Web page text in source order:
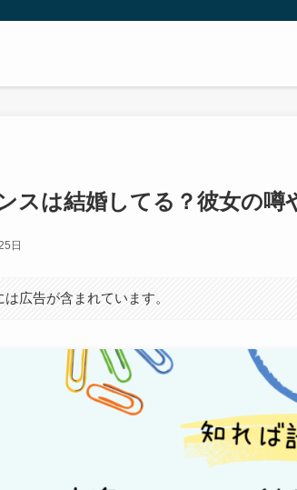
スは結婚してる？彼女の噂
日
広告が含まれています。